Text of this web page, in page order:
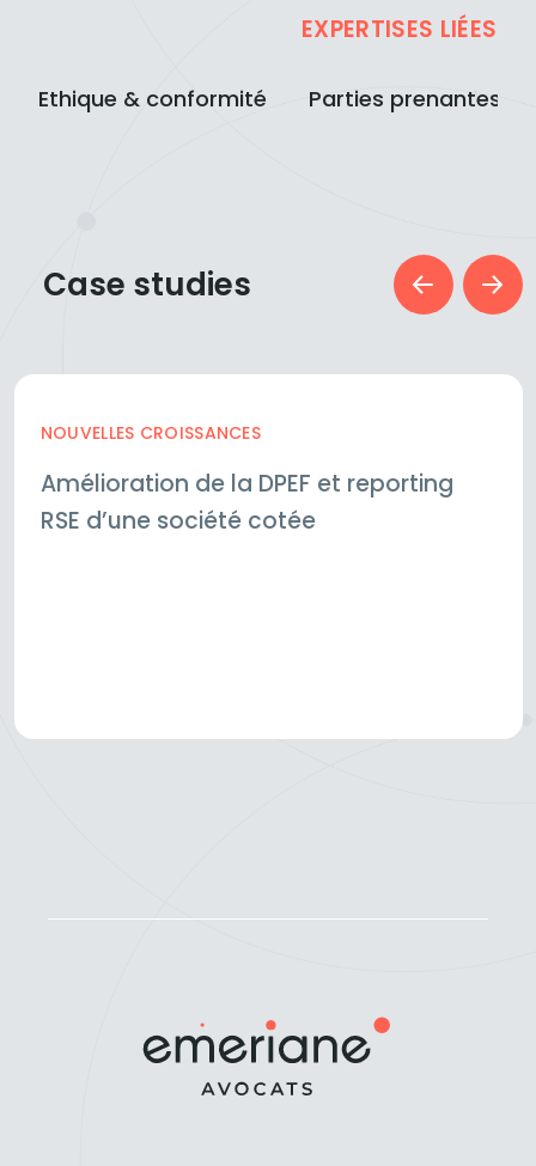
EXPERTISES LIÉES
Ethique & conformité Parties prenantes
Case studies
NOUVELLES CROISSANCES
Amélioration de la DPEF et reporting
RSE d’une société cotée